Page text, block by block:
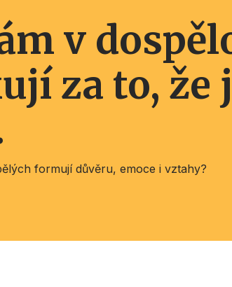
v
za to, že
formují důvěru, emoce i vztahy?